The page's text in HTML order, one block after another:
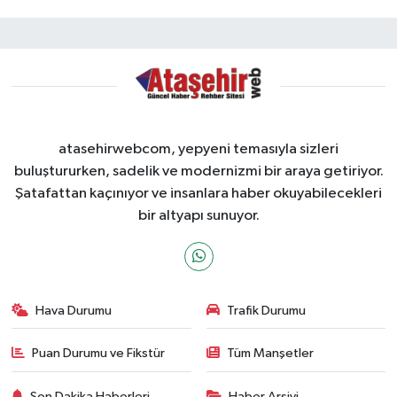
atasehirwebcom, yepyeni temasıyla sizleri
buluştururken, sadelik ve modernizmi bir araya getiriyor.
Şatafattan kaçınıyor ve insanlara haber okuyabilecekleri
bir altyapı sunuyor.
Hava Durumu Trafik Durumu
Puan Durumu ve Fikstür Tüm Manşetler